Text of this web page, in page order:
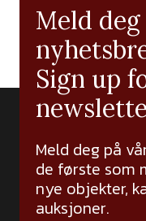
Meld
Sign up
Meld deg på
de første som
nye objekter,
auksjoner.